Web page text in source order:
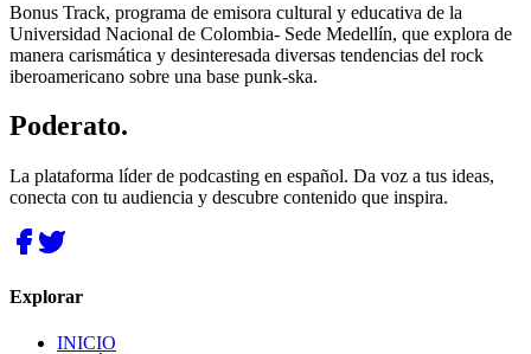
Bonus Track, programa de emisora cultural y educativa de la
Universidad Nacional de Colombia- Sede Medellín, que explora de
manera carismática y desinteresada diversas tendencias del rock
iberoamericano sobre una base punk-ska.
Poderato.
La plataforma líder de podcasting en español. Da voz a tus ideas,
conecta con tu audiencia y descubre contenido que inspira.
Explorar
INICIO